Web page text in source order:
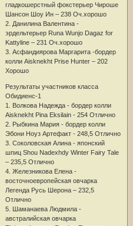
гладкошерстный фокстерьер Чироше
Шансон Шоу Ин – 238 Оч.хорошо
2. Данилина Валентина -
эрдельтерьер Runa Wunjo Dagaz for
Kattyline – 231 Оч.хорошо
3. Асфандиярова Маргарита -бордер
колли Aisknekht Prise Hunter – 202
Хорошо
Результаты участников класса
Обидиенс-1
1. Волкова Надежда - бордер колли
Aisknekht Pina Eksilain - 254 Отлично
2. Рыбкина Мария - бордер колли
Эбони Ноуз Артефакт - 248,5 Отлично
3. Соколовская Алина - японский
шпиц Shou Nadexhdy Winter Fairy Tale
– 235,5 Отлично
4. Железникова Елена -
восточноевропейская овчарка
Легенда Русь Шерона – 232,5
Отлично
5. Шаманаева Людмила -
австралийская овчарка